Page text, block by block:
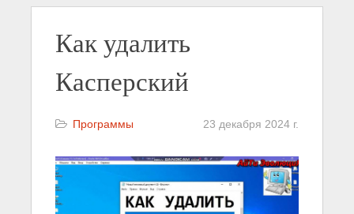
Как удалить
Касперский
Программы 23 декабря 2024 г.